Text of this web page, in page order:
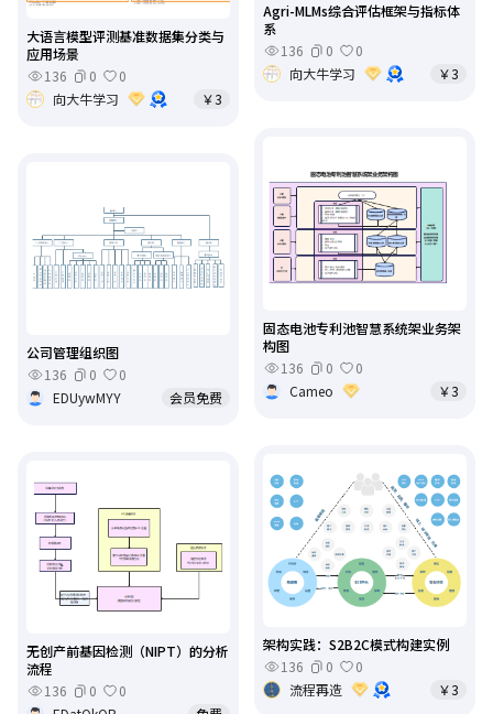
Agri-MLMs综合评估框架与指标体
系
136
0
0
向大牛学习
￥3
大语言模型评测基准数据集分类与
应用场景
136
0
0
向大牛学习
￥3
固态电池专利池智慧系统架业务架
构图
136
0
0
Cameo
￥3
公司管理组织图
136
0
0
EDUywMYY
会员免费
架构实践：S2B2C模式构建实例
136
0
0
流程再造
￥3
无创产前基因检测（NIPT）的分析
流程
136
0
0